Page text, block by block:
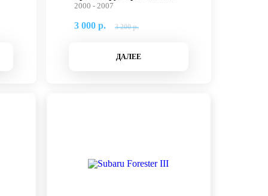
2000 - 2007
3 000 р. 3 200 р.
ДАЛЕЕ